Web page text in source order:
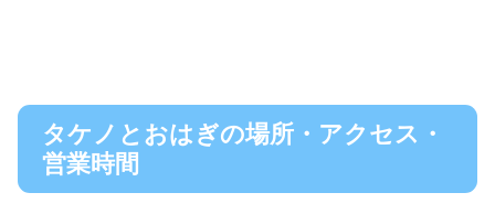
タケノとおはぎの場所・アクセス・
営業時間